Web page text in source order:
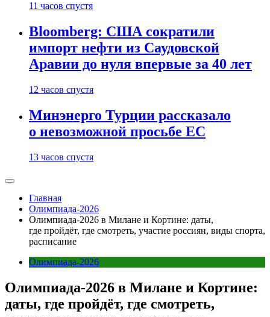
11 часов спустя
Bloomberg: США сократили
импорт нефти из Саудовской
Аравии до нуля впервые за 40 лет
12 часов спустя
Минэнерго Турции рассказало
о невозможной просьбе ЕС
13 часов спустя
Главная
Олимпиада-2026
Олимпиада-2026 в Милане и Кортине: даты,
где пройдёт, где смотреть, участие россиян, виды спорта,
расписание
Олимпиада-2026
Олимпиада-2026 в Милане и Кортине:
даты, где пройдёт, где смотреть,